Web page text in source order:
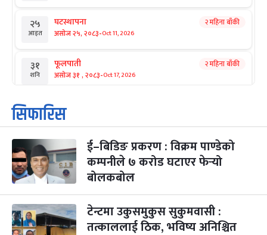
२५
आइत
घटस्थापना
असोज २५, २०८३-Oct 11, 2026
२ महिना बाँकी
३१
शनि
फूलपाती
असोज ३१ , २०८३-Oct 17, 2026
२ महिना बाँकी
१
आइत
कार्तिक सङ्क्रान्ति
कार्तिक १, २०८३
३
मंगल
महानवमी
कार्तिक ३, २०८३-Oct 20, 2026
२ महिना बाँकी
४
पापा‌ङ्कुशा एकादशी व्रत २ महिना बाँकी
सिफारिस
ई–बिडिङ प्रकरण : विक्रम पाण्डेको
कम्पनीले ७ करोड घटाएर फेर्‍यो
बोलकबोल
टेन्टमा उकुसमुकुस सुकुमवासी :
तत्काललाई ठिक, भविष्य अनिश्चित